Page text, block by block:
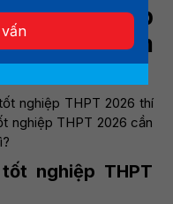
tốt nghiệp
cần nắm
nghiệp THPT 2026 thí
nghiệp THPT 2026 cần
nghiệp THPT